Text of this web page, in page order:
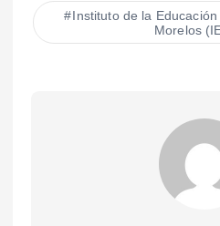
Instituto de la
Morelos